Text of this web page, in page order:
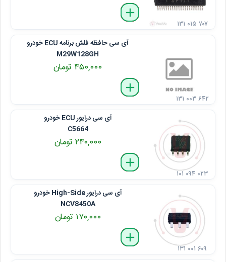
delete
remove
add
۱۳۱ ۰۱۵ ۷۰۷
آی ‌سی حافظه فلش برنامه ECU خودرو
M29W128GH
۴۵۰,۰۰۰ تومان
delete
remove
add
۱۳۱ ۰۰۳ ۶۴۲
آی ‌سی درایور ECU خودرو
C5664
۲۴۰,۰۰۰ تومان
delete
remove
add
۱۰۱ ۰۹۴ ۰۲۳
آی ‌سی درایور High-Side خودرو
NCV8450A
۱۷۰,۰۰۰ تومان
delete
remove
add
۱۳۱ ۰۰۱ ۶۰۹